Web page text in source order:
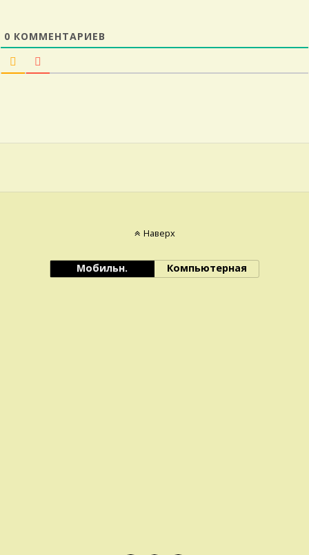
0 КОММЕНТАРИЕВ
Наверх
Мобильн. Компьютерная